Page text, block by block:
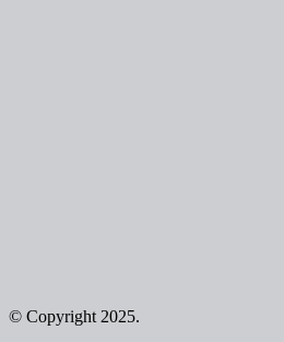
© Copyright 2025.